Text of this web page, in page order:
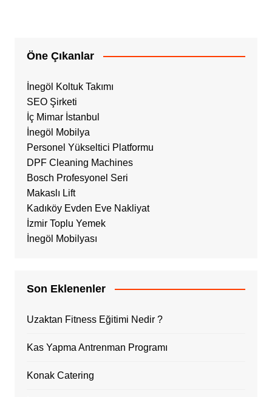
Öne Çıkanlar
İnegöl Koltuk Takımı
SEO Şirketi
İç Mimar İstanbul
İnegöl Mobilya
Personel Yükseltici Platformu
DPF Cleaning Machines
Bosch Profesyonel Seri
Makaslı Lift
Kadıköy Evden Eve Nakliyat
İzmir Toplu Yemek
İnegöl Mobilyası
Son Eklenenler
Uzaktan Fitness Eğitimi Nedir ?
Kas Yapma Antrenman Programı
Konak Catering